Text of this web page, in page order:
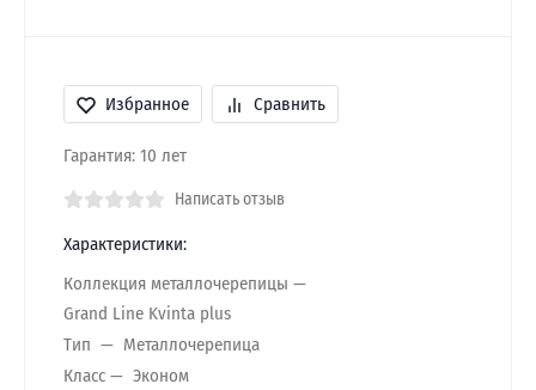
Избранное Сравнить
Гарантия: 10 лет
Написать отзыв
Характеристики:
Коллекция металлочерепицы
Grand Line Kvinta plus
Тип
Металлочерепица
Класс
Эконом